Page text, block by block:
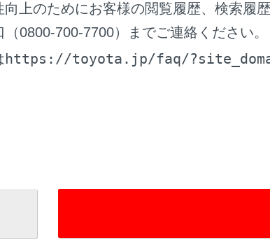
開かなかったら……
上のためにお客様の閲覧履歴、検索履
0800-700-7700）までご連絡ください。
https://toyota.jp/faq/